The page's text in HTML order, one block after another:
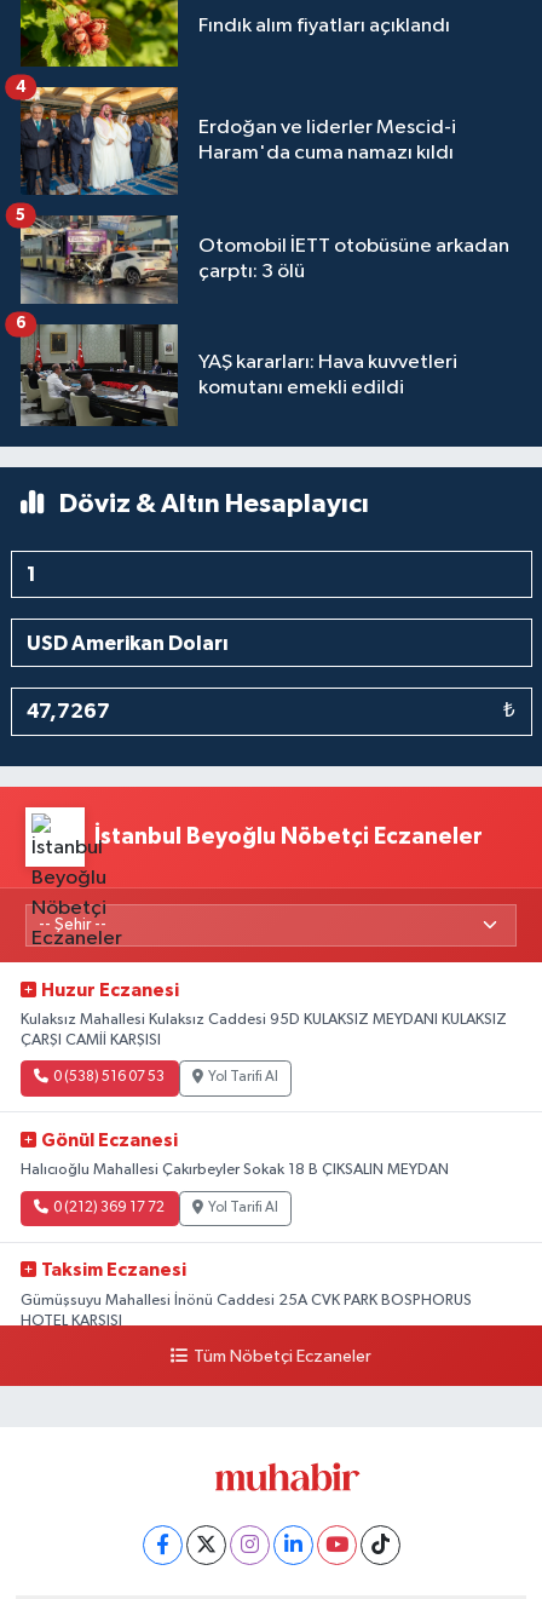
Fındık alım fiyatları açıklandı
Erdoğan ve liderler Mescid-i
Haram'da cuma namazı kıldı
4
Otomobil İETT otobüsüne arkadan
çarptı: 3 ölü
5
YAŞ kararları: Hava kuvvetleri
komutanı emekli edildi
6
Döviz & Altın Hesaplayıcı
₺
İstanbul Beyoğlu Nöbetçi Eczaneler
Huzur Eczanesi
Kulaksız Mahallesi Kulaksız Caddesi 95D KULAKSIZ MEYDANI KULAKSIZ
ÇARŞI CAMİİ KARŞISI
0 (538) 516 07 53 Yol Tarifi Al
Gönül Eczanesi
Halıcıoğlu Mahallesi Çakırbeyler Sokak 18 B ÇIKSALIN MEYDAN
0 (212) 369 17 72 Yol Tarifi Al
Taksim Eczanesi
Gümüşsuyu Mahallesi İnönü Caddesi 25A CVK PARK BOSPHORUS
HOTEL KARŞISI
Yol Tarifi Al
Tüm Nöbetçi Eczaneler